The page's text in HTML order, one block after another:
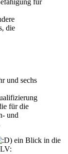
für
die
und sechs
für die
und
) ein Blick in die